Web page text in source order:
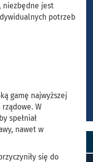
niezbędne jest
potrzeb
gamę najwyższej
W
spełniał
nawet w
się do